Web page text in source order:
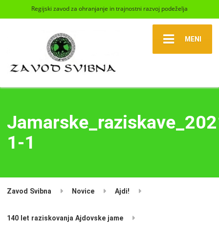
Regijski zavod za ohranjanje in trajnostni razvoj podeželja
MENI
1-1
Zavod Svibna Novice Ajdi!
140 let raziskovanja Ajdovske jame